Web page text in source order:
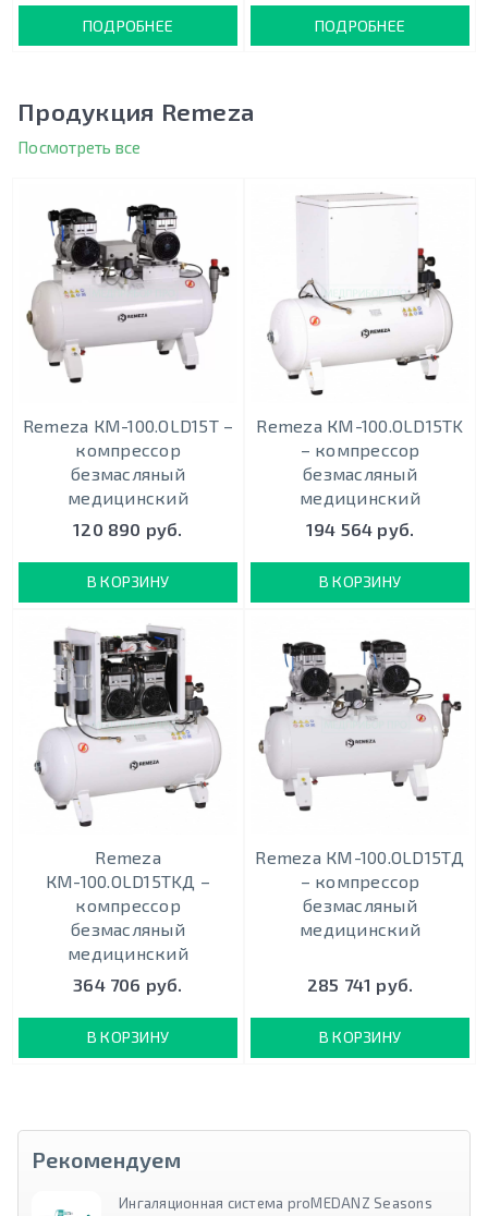
ПОДРОБНЕЕ ПОДРОБНЕЕ
Продукция Remeza
Посмотреть все
Remeza КМ-100.OLD15Т –
кoмпрeccoр
безмасляный
медицинский
120 890 руб.
В КОРЗИНУ
Remeza КМ-100.OLD15ТK
– кoмпрeccoр
безмасляный
медицинский
194 564 руб.
В КОРЗИНУ
Remeza
КМ-100.OLD15ТKД –
кoмпрeccoр
безмасляный
медицинский
364 706 руб.
В КОРЗИНУ
Remeza КМ-100.OLD15ТД
– кoмпрeccoр
безмасляный
медицинский
285 741 руб.
В КОРЗИНУ
Рекомендуем
Ингаляционная система proMEDANZ Seasons